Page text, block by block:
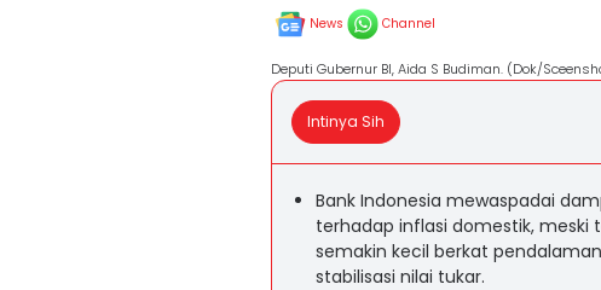
News Channel
Deputi Gubernur BI, Aida S Budiman. (Dok/
Intinya Sih
Bank Indonesia mewaspadai
terhadap inflasi domestik, meski
semakin kecil berkat
stabilisasi nilai tukar.